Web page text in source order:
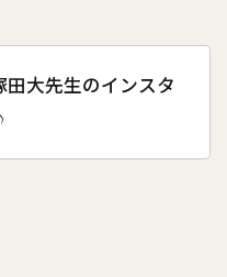
田大先生のインスタ